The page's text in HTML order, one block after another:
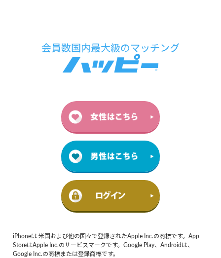
iPhoneは 米国および他の国々で登録されたApple Inc.の商標です。App
StoreはApple Inc.のサービスマークです。Google Play、Androidは、
Google Inc.の商標または登録商標です。